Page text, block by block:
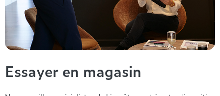
Essayer en magasin